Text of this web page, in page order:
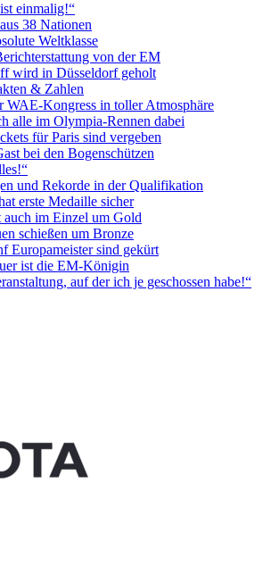
einmalig!“
38 Nationen
Weltklasse
von der EM
wird in Düsseldorf geholt
& Zahlen
WAE-Kongress in toller Atmosphäre
alle im Olympia-Rennen dabei
für Paris sind vergeben
bei den Bogenschützen
und Rekorde in der Qualifikation
erste Medaille sicher
auch im Einzel um Gold
schießen um Bronze
Europameister sind gekürt
ist die EM-Königin
auf der ich je geschossen habe!“